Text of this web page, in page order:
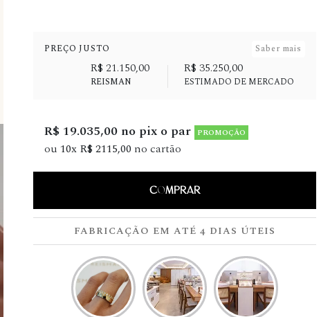
PREÇO JUSTO Saber mais
R$ 21.150,00
REISMAN
R$ 35.250,00
ESTIMADO DE MERCADO
R$ 19.035,00 no pix o par PROMOÇÃO
ou10x R$ 2115,00 no cartão
COMPRAR
FABRICAÇÃO EM ATÉ 4 DIAS ÚTEIS